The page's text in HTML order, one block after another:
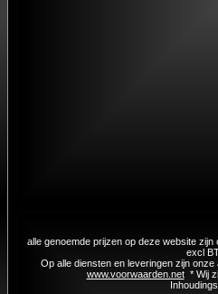
alle genoemde prijzen op deze website
excl
Op alle diensten en leveringen zijn
www.voorwaarden.net* Wij